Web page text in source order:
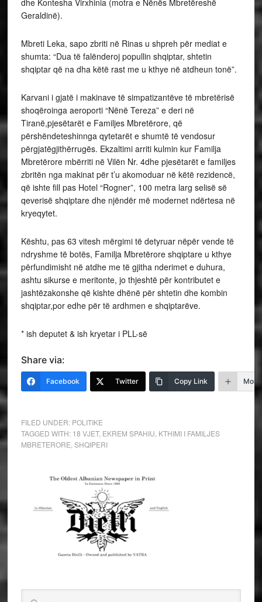
dhe Kontesha Virxhinia (motra e Nënës Mbretëreshë
Geraldinë).
Mbreti Leka, sapo zbriti në Rinas u shpreh për mediat e
shumta: “Dua të falënderoj popullin shqiptar, shtetin
shqiptar që na dha këtë rast me u kthye në atdheun tonë”.
Karvani i gjatë i makinave të simpatizantëve të mbretërisë
shoqëroinga aeroporti “Nënë Tereza” e deri në
Tiranë,pjesëtarët e Familjes Mbretërore, që
përshëndeteshinnga qytetarët e shumtë të vendosur
përgjatëgjithërrugës. Ekzaltimi arriti kulmin kur Familja
Mbretërore mbërriti në Vilën Nr. 4dhe pjesëtarët e familjes
zbritën nga makinat për t’u akomoduar në këtë rezidencë,
që ishte fill pas Hotel “Rogner”, 100 metra larg selisë së
qeverisë shqiptare dhe njëndër më modernet ndërtesa në
kryeqytet.
Kështu, pas 63 vitesh mërgimi të detyruar nëpër vende të
ndryshme të botës, Familja Mbretërore shqiptare u kthye
përfundimisht në atdhe me të gjitha nderimet e duhura,
ashtu sikurse e meritonte, jo thjeshtë për kontributet e
jashtëzakonshe që kishte dhënë për shtetin dhe kombin
shqiptar,por edhe për të ardhmen e shqiptarëve.
* ish deputet & ish kryetar i PLL-së
Share via:
Facebook Twitter Copy Link More
FILED UNDER: POLITIKE
TAGGED WITH: 18 VJET, EKREM SPAHIU, KTHIMI I FAMILJES
MBRETERORE,SHQIPERI